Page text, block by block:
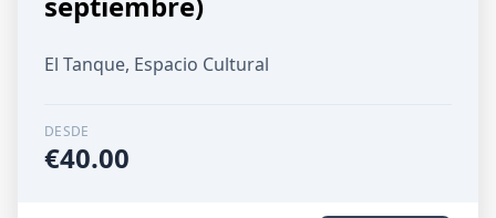
El Tanque, Espacio Cultural
DESDE
€40.00